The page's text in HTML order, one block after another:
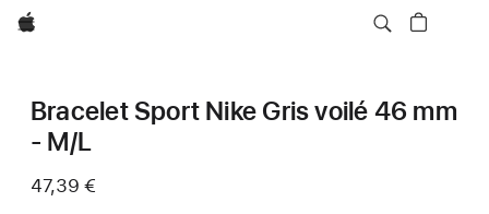
Apple
Bracelet Sport Nike Gris voilé 46 mm
- M/L
47,39 €